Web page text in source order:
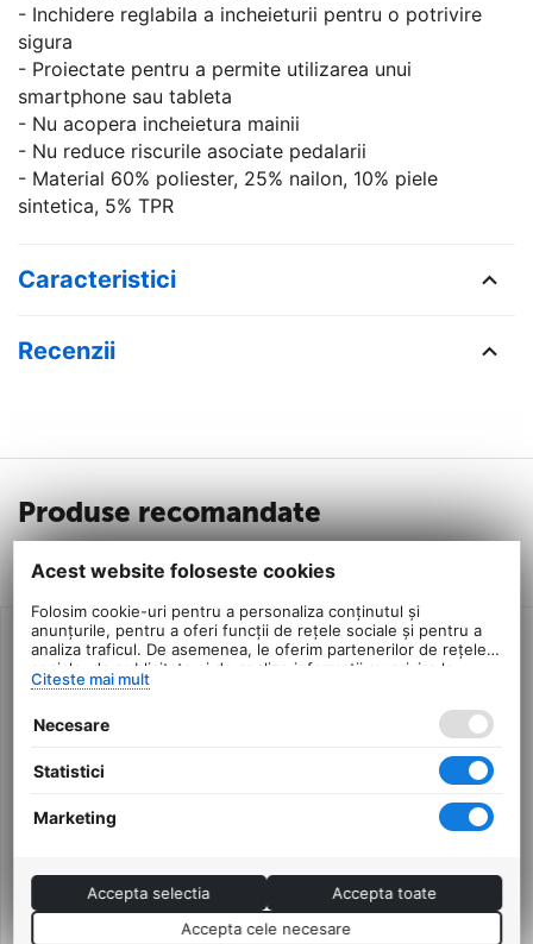
- Inchidere reglabila a incheieturii pentru o potrivire
sigura
- Proiectate pentru a permite utilizarea unui
smartphone sau tableta
- Nu acopera incheietura mainii
- Nu reduce riscurile asociate pedalarii
- Material 60% poliester, 25% nailon, 10% piele
sintetica, 5% TPR
Caracteristici
Recenzii
Produse recomandate
Produse similare
Manusi Ciclism Colinelli
1007 - L, Negru-Gri
Manusi Ciclism Colinelli
1007 - M, Negru-Gri
0.0
Acest website foloseste cookies
Folosim cookie-uri pentru a personaliza conținutul și
anunțurile, pentru a oferi funcții de rețele sociale și pentru a
analiza traficul. De asemenea, le oferim partenerilor de rețele
sociale, de publicitate și de analize informații cu privire la
modul în care folosiți site-ul nostru. Aceștia le pot combina cu
serviciilor lor.
Citeste mai mult
Necesare
Statistici
Marketing
Accepta cele necesare
Accepta selectia Accepta toate